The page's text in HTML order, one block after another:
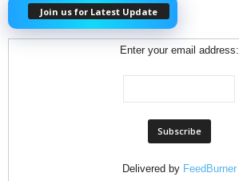
Join us for Latest Update
Enter your email address:
Delivered by FeedBurner